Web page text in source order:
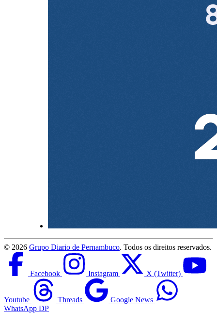
© 2026 Grupo Diario de Pernambuco. Todos os direitos reservados.
Facebook Instagram X (Twitter)
Youtube Threads
Google News
WhatsApp DP